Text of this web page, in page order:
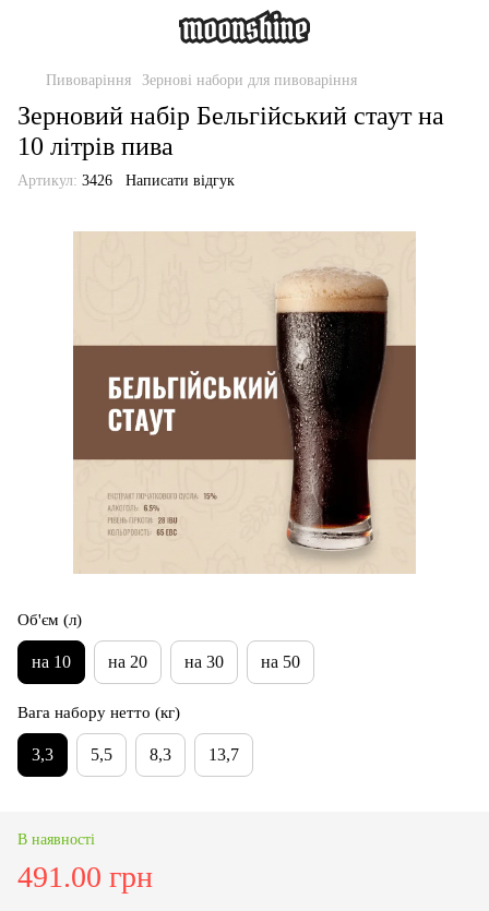
Пивоваріння Зернові набори для пивоваріння
Зерновий набір Бельгійський стаут на
10 літрів пива
Артикул: 3426 Написати відгук
Об'єм (л)
на 10 на 20 на 30 на 50
Вага набору нетто (кг)
3,3 5,5 8,3 13,7
В наявності
491.00 грн